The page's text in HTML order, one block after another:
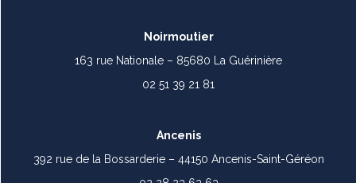
Noirmoutier
163 rue Nationale – 85680 La Guérinière
02 51 39 21 81
Ancenis
392 rue de la Bossarderie – 44150 Ancenis-Saint-Géréon